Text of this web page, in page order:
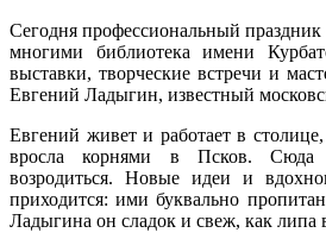
Сегодня профессиональный
многими библиотека имени
выставки, творческие встречи и
Евгений Ладыгин, известный
Евгений живет и работает в
вросла корнями в Псков. Сюда
возродиться. Новые идеи и
приходится: ими буквально
Ладыгина он сладок и свеж, как липа